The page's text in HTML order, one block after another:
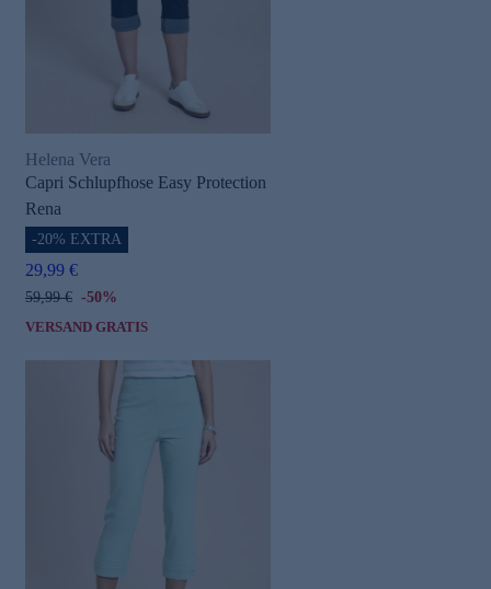
Helena Vera
Capri Schlupfhose Easy Protection
Rena
-20% EXTRA
29,99 €
59,99 € -50%
VERSAND GRATIS